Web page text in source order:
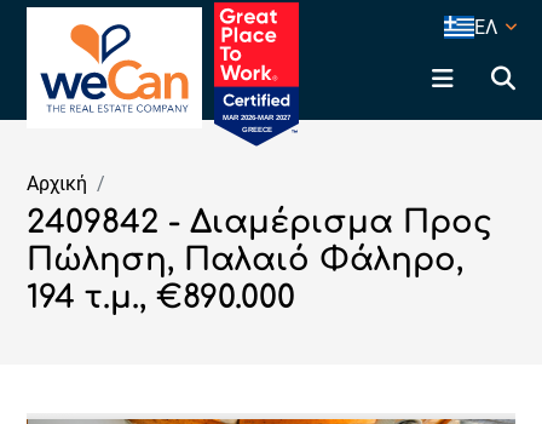
ΕΛ
Αρχική
2409842 - Διαμέρισμα Προς
Πώληση, Παλαιό Φάληρο,
194 τ.μ., €890.000